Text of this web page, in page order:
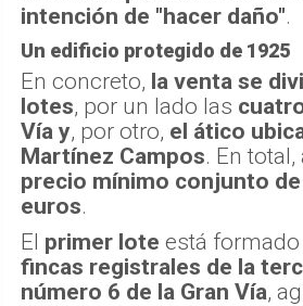
intención de "hacer daño".
Un edificio protegido de 1925
En concreto, la venta se
lotes, por un lado las
Vía y, por otro, el ático
Martínez Campos. En
precio mínimo conjunto
euros.
El primer lote está
fincas registrales de la
número 6 de la Gran Vía,